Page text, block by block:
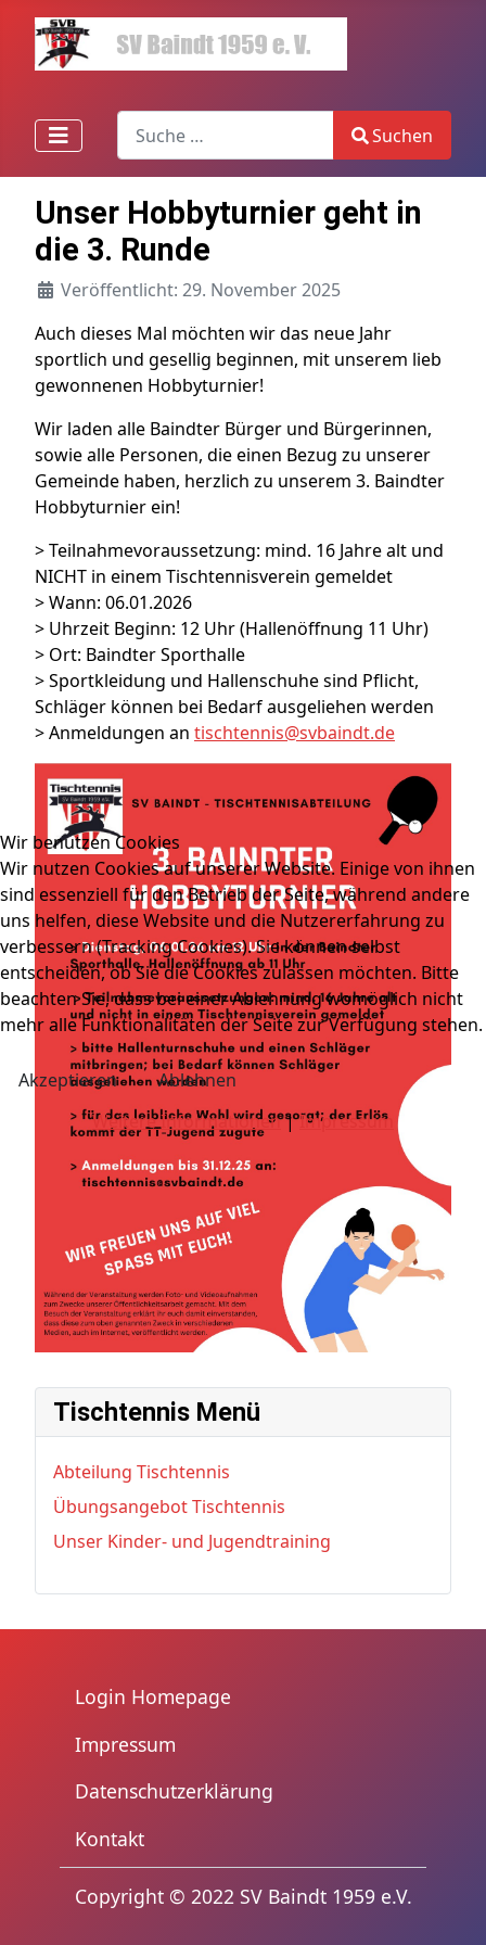
Search
Type 2 or more characters for results.
Suchen
Unser Hobbyturnier geht in
die 3. Runde
Veröffentlicht: 29. November 2025
Auch dieses Mal möchten wir das neue Jahr
sportlich und gesellig beginnen, mit unserem lieb
gewonnenen Hobbyturnier!
Wir laden alle Baindter Bürger und Bürgerinnen,
sowie alle Personen, die einen Bezug zu unserer
Gemeinde haben, herzlich zu unserem 3. Baindter
Hobbyturnier ein!
> Teilnahmevoraussetzung: mind. 16 Jahre alt und
NICHT in einem Tischtennisverein gemeldet
> Wann: 06.01.2026
> Uhrzeit Beginn: 12 Uhr (Hallenöffnung 11 Uhr)
> Ort: Baindter Sporthalle
> Sportkleidung und Hallenschuhe sind Pflicht,
Schläger können bei Bedarf ausgeliehen werden
> Anmeldungen an tischtennis@svbaindt.de
Tischtennis Menü
Abteilung Tischtennis
Übungsangebot Tischtennis
Unser Kinder- und Jugendtraining
Login Homepage
Impressum
Datenschutzerklärung
Kontakt
Copyright © 2022 SV Baindt 1959 e.V.
Wir benutzen Cookies
Wir nutzen Cookies auf unserer Website. Einige von ihnen
sind essenziell für den Betrieb der Seite, während andere
uns helfen, diese Website und die Nutzererfahrung zu
verbessern (Tracking Cookies). Sie können selbst
entscheiden, ob Sie die Cookies zulassen möchten. Bitte
beachten Sie, dass bei einer Ablehnung womöglich nicht
mehr alle Funktionalitäten der Seite zur Verfügung stehen.
Akzeptieren
Ablehnen
Weitere Informationen|Impressum